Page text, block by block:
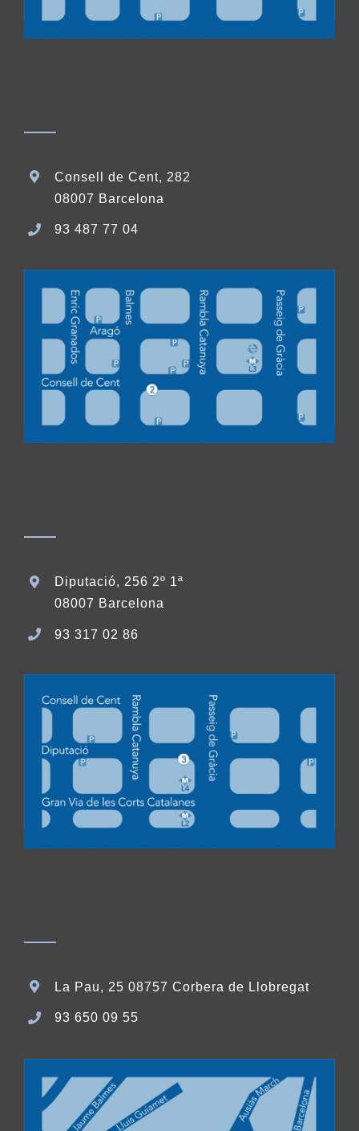
Consell de Cent, 282
08007 Barcelona
93 487 77 04
Diputació, 256 2º 1ª
08007 Barcelona
93 317 02 86
La Pau, 25 08757 Corbera de Llobregat
93 650 09 55